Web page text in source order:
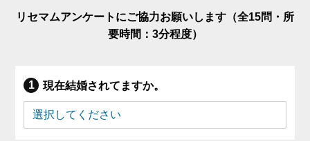
リセマムアンケートにご協力お願いします（全15問・所
要時間：3分程度）
現在結婚されてますか。